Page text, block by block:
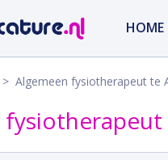
HOME
> Algemeen fysiotherapeut te
fysiotherapeut